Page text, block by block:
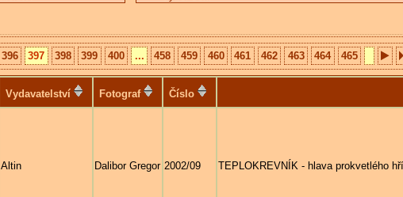
396 397 398 399 400 ... 458 459 460 461 462 463 464 465
Vydavatelství Fotograf Číslo
Altin Dalibor Gregor 2002/09 TEPLOKREVNÍK - hlava prokvetlého